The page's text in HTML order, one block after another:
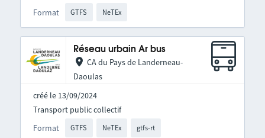
Format GTFS NeTEx
Réseau urbain Ar bus
CA du Pays de Landerneau-
Daoulas
créé le 13/09/2024
Format GTFS NeTEx gtfs-rt
Transport public collectif